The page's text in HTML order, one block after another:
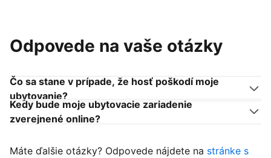
Odpovede na vaše otázky
Čo sa stane v prípade, že hosť poškodí moje
ubytovanie?
Kedy bude moje ubytovacie zariadenie
zverejnené online?
Máte ďalšie otázky? Odpovede nájdete na stránke s